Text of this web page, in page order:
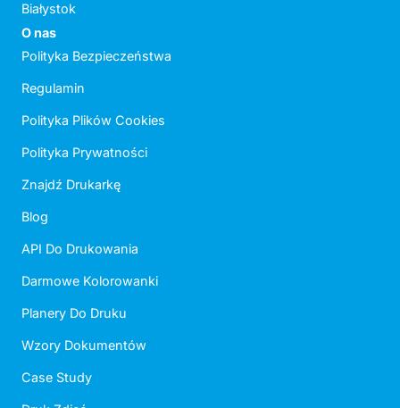
Białystok
O nas
Polityka Bezpieczeństwa
Regulamin
Polityka Plików Cookies
Polityka Prywatności
Znajdź Drukarkę
Blog
API Do Drukowania
Darmowe Kolorowanki
Planery Do Druku
Wzory Dokumentów
Case Study